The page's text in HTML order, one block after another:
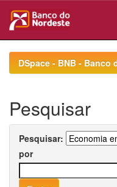
navigationDSpace - BNB - Banco
Pesquisar
Pesquisar:
por